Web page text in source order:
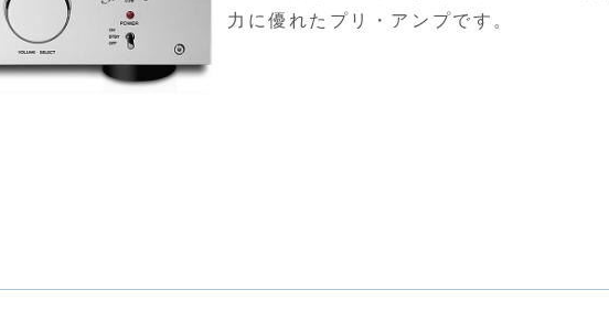
力に優れたプリ・アンプです。